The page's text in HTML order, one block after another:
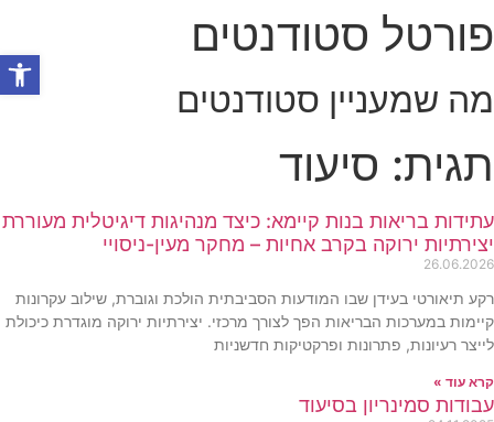
לתוכן
פורטל סטודנטים
מה שמעניין סטודנטים
תגית: סיעוד
עתידות בריאות בנות קיימא: כיצד מנהיגות דיגיטלית מעוררת
יצירתיות ירוקה בקרב אחיות – מחקר מעין-ניסויי
26.06.2026
רקע תיאורטי בעידן שבו המודעות הסביבתית הולכת וגוברת, שילוב עקרונות
קיימות במערכות הבריאות הפך לצורך מרכזי. יצירתיות ירוקה מוגדרת כיכולת
לייצר רעיונות, פתרונות ופרקטיקות חדשניות
קרא עוד »
עבודות סמינריון בסיעוד
פתח